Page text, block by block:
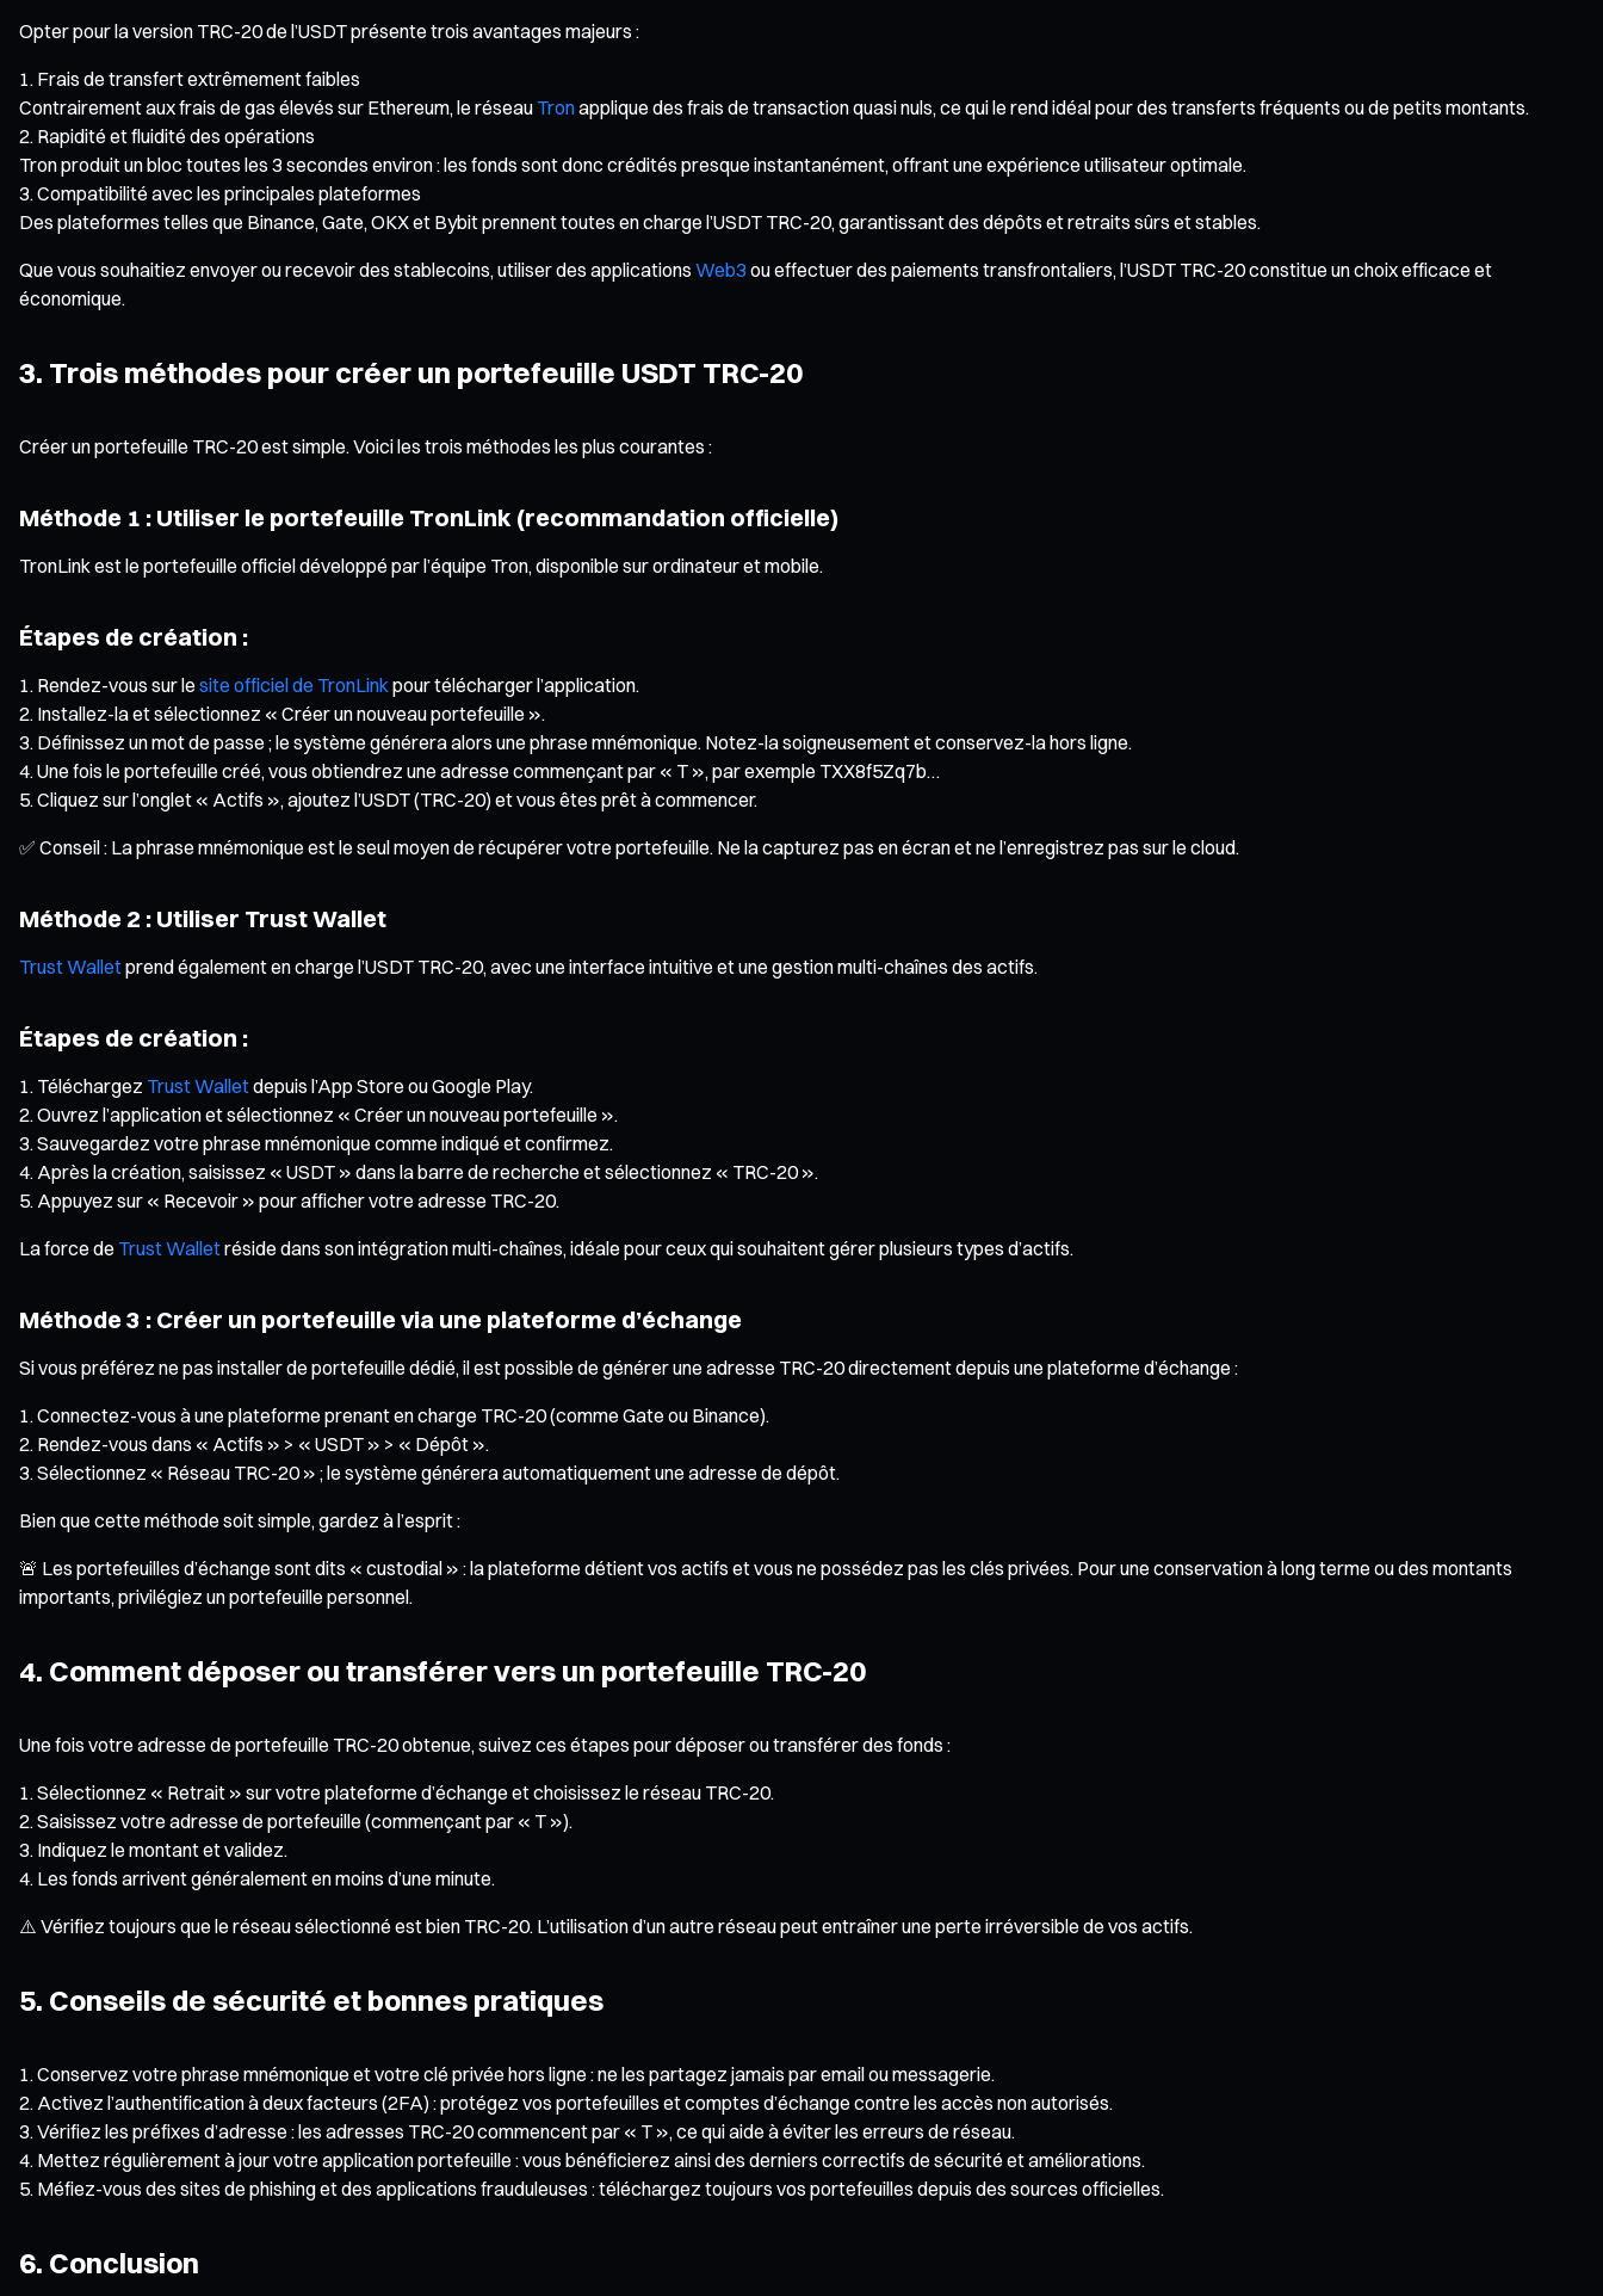
Opter pour la version TRC-20 de l’USDT présente trois avantages majeurs :
Frais de transfert extrêmement faibles
Contrairement aux frais de gas élevés sur Ethereum, le réseau Tronapplique des frais de transaction quasi nuls, ce qui le rend idéal pour des transferts fréquents ou de petits montants.
Rapidité et fluidité des opérations
Tron produit un bloc toutes les 3 secondes environ : les fonds sont donc crédités presque instantanément, offrant une expérience utilisateur optimale.
Compatibilité avec les principales plateformes
Des plateformes telles que Binance, Gate, OKX et Bybit prennent toutes en charge l’USDT TRC-20, garantissant des dépôts et retraits sûrs et stables.
Que vous souhaitiez envoyer ou recevoir des stablecoins, utiliser des applications Web3 ou effectuer des paiements transfrontaliers, l’USDT TRC-20 constitue un choix efficace et
économique.
3. Trois méthodes pour créer un portefeuille USDT TRC-20
Créer un portefeuille TRC-20 est simple. Voici les trois méthodes les plus courantes :
Méthode 1 : Utiliser le portefeuille TronLink (recommandation officielle)
TronLink est le portefeuille officiel développé par l’équipe Tron, disponible sur ordinateur et mobile.
Étapes de création :
Rendez-vous sur le site officiel de TronLinkpour télécharger l’application.
Installez-la et sélectionnez « Créer un nouveau portefeuille ».
Définissez un mot de passe ; le système générera alors une phrase mnémonique. Notez-la soigneusement et conservez-la hors ligne.
Une fois le portefeuille créé, vous obtiendrez une adresse commençant par « T », par exemple TXX8f5Zq7b…
Cliquez sur l’onglet « Actifs », ajoutez l’USDT (TRC-20) et vous êtes prêt à commencer.
✅ Conseil : La phrase mnémonique est le seul moyen de récupérer votre portefeuille. Ne la capturez pas en écran et ne l’enregistrez pas sur le cloud.
Méthode 2 : Utiliser Trust Wallet
Trust Walletprend également en charge l’USDT TRC-20, avec une interface intuitive et une gestion multi-chaînes des actifs.
Étapes de création :
Téléchargez Trust Walletdepuis l’App Store ou Google Play.
Ouvrez l’application et sélectionnez « Créer un nouveau portefeuille ».
Sauvegardez votre phrase mnémonique comme indiqué et confirmez.
Après la création, saisissez « USDT » dans la barre de recherche et sélectionnez « TRC-20 ».
Appuyez sur « Recevoir » pour afficher votre adresse TRC-20.
La force de Trust Walletréside dans son intégration multi-chaînes, idéale pour ceux qui souhaitent gérer plusieurs types d’actifs.
Méthode 3 : Créer un portefeuille via une plateforme d’échange
Si vous préférez ne pas installer de portefeuille dédié, il est possible de générer une adresse TRC-20 directement depuis une plateforme d’échange :
Connectez-vous à une plateforme prenant en charge TRC-20 (comme Gate ou Binance).
Rendez-vous dans « Actifs » > « USDT » > « Dépôt ».
Sélectionnez « Réseau TRC-20 » ; le système générera automatiquement une adresse de dépôt.
Bien que cette méthode soit simple, gardez à l’esprit :
🚨 Les portefeuilles d’échange sont dits « custodial » : la plateforme détient vos actifs et vous ne possédez pas les clés privées. Pour une conservation à long terme ou des montants
importants, privilégiez un portefeuille personnel.
4. Comment déposer ou transférer vers un portefeuille TRC-20
Une fois votre adresse de portefeuille TRC-20 obtenue, suivez ces étapes pour déposer ou transférer des fonds :
Sélectionnez « Retrait » sur votre plateforme d’échange et choisissez le réseau TRC-20.
Saisissez votre adresse de portefeuille (commençant par « T »).
Indiquez le montant et validez.
Les fonds arrivent généralement en moins d’une minute.
⚠️ Vérifiez toujours que le réseau sélectionné est bien TRC-20. L’utilisation d’un autre réseau peut entraîner une perte irréversible de vos actifs.
5. Conseils de sécurité et bonnes pratiques
Conservez votre phrase mnémonique et votre clé privée hors ligne : ne les partagez jamais par email ou messagerie.
Activez l’authentification à deux facteurs (2FA) : protégez vos portefeuilles et comptes d’échange contre les accès non autorisés.
Vérifiez les préfixes d’adresse : les adresses TRC-20 commencent par « T », ce qui aide à éviter les erreurs de réseau.
Mettez régulièrement à jour votre application portefeuille : vous bénéficierez ainsi des derniers correctifs de sécurité et améliorations.
Méfiez-vous des sites de phishing et des applications frauduleuses : téléchargez toujours vos portefeuilles depuis des sources officielles.
6. Conclusion